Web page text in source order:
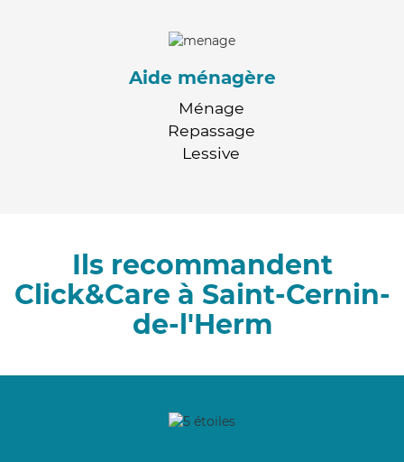
Aide ménagère
Ménage
Repassage
Lessive
Ils recommandent
Click&Care à Saint-Cernin-
de-l'Herm